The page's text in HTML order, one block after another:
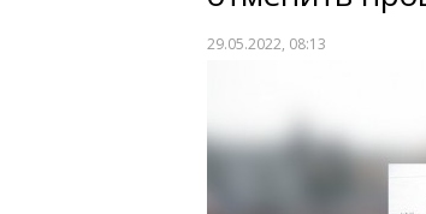
29.05.2022, 08:13